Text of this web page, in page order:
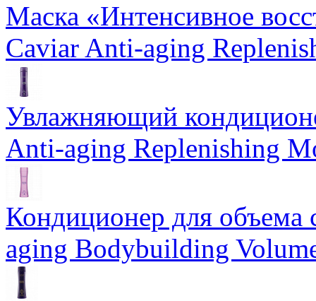
Маска «Интенсивное
Caviar Anti-aging
Увлажняющий
Anti-aging Replenishing
Кондиционер для
aging Bodybuilding